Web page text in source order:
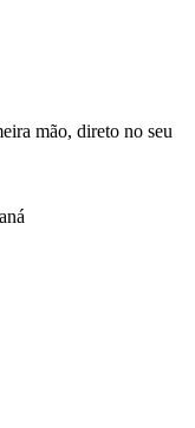
mão, direto no seu